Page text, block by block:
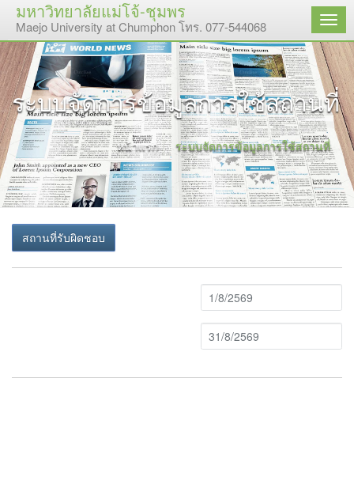
มหาวิทยาลัยแม่โจ้-ชุมพร
Maejo University at Chumphon โทร. 077-544068 เมนู
ระบบจัดการข้อมูลการใช้สถานที่
หน้าแรก ระบบจัดการข้อมูลการใช้สถานที่
สถานที่รับผิดชอบ